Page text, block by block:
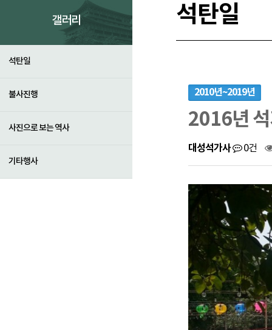
갤러리
석탄일
불사진행
사진으로 보는 역사
기타행사
석탄일
2010년~2019년
2016년
대성석가사 0건